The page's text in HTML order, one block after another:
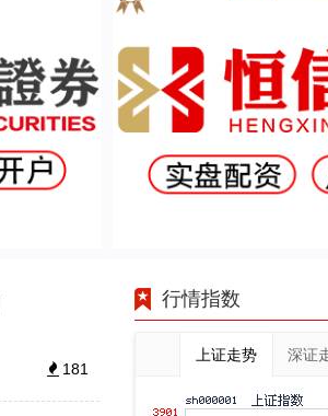
181
行情指数
上证走势 深证